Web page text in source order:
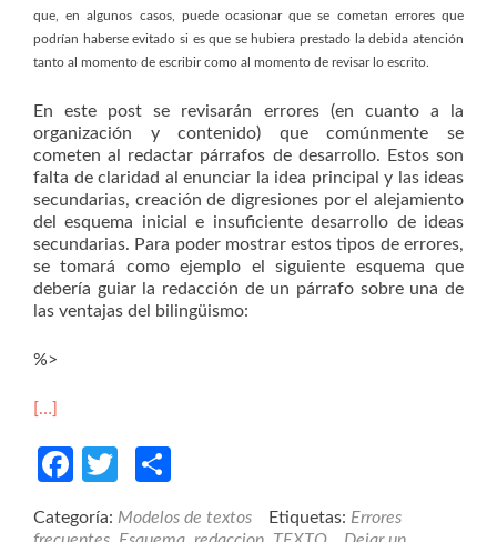
que, en algunos casos, puede ocasionar que se cometan errores que
podrían haberse evitado si es que se hubiera prestado la debida atención
tanto al momento de escribir como al momento de revisar lo escrito.
En este post se revisarán errores (en cuanto a la
organización y contenido) que comúnmente se
cometen al redactar párrafos de desarrollo. Estos son
falta de claridad al enunciar la idea principal y las ideas
secundarias, creación de digresiones por el alejamiento
del esquema inicial e insuficiente desarrollo de ideas
secundarias. Para poder mostrar estos tipos de errores,
se tomará como ejemplo el siguiente esquema que
debería guiar la redacción de un párrafo sobre una de
las ventajas del bilingüismo:
%>
[…]
Facebook
Twitter
Categoría: Modelos de textos Etiquetas: Errores